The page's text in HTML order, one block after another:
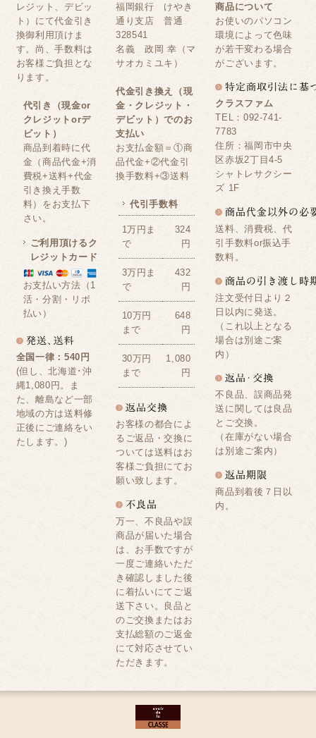
レジット、デビッ
ト）にて代金引き
換御利用頂けま
す。尚、手数料は
お客様ご負担とな
ります。
代引き（現金or
クレジットorデ
ビット）
商品到着時に代
金（商品代金+消
費税+送料+代金
引き換え手数
料）をお支払下
さい。
ご利用頂けるク
レジットカード
お支払い方法（1
活・分割・リボ
払い）
全国一律：540円
(但し、北海道･沖
縄1,080円。ま
た、離島など一部
地域の方は送料修
正後にご連絡をい
たします。)
福岡銀行 けやき
通り支店 普通
328541
名義 政岡 幸（マ
サオカミユキ）
代金引き換え（現
金・クレジット・
デビット）でのお
支払い
お支払金額＝①商
品代金+②代金引
換手数料+③送料
代引手数料
1万円ま
で
324
円
3万円ま
で
432
円
10万円
まで
648
円
30万円
まで
1,080
円
お客様の都合によ
るご返品・交換に
ついては送料はお
客様ご負担にてお
願い致します。
万一、不良品や誤
商品が届いた場合
は、お手数ですが
一度ご連絡いただ
き確認しました後
に着払いにてご返
送下さい。良品と
のご交換またはお
支払総額のご返金
にて対応させてい
ただきます。
商品について
お使いのパソコン
環境によって色味
が若干変わる場合
がございます。
クラスファム
TEL：092-741-
7783
住所：福岡市中央
区赤坂2丁目4-5
シャトレサクシー
ズ 1F
送料、消費税、代
引手数料or振込手
数料。
注文受付日より２
日以内に発送。
（これ以上となる
場合は別途ご案
内）
不良品、誤商品発
送に関しては良品
とご交換。
（在庫がない場合
は別途ご案内）
商品到着後７日以
内。